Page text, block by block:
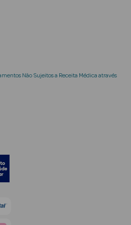
Não Sujeitos a Receita Médica através